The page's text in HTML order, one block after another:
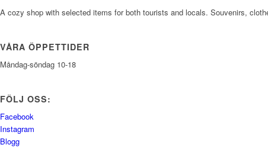
A cozy shop with selected items for both tourists and locals. Souvenirs,
VÅRA ÖPPETTIDER
Måndag-söndag 10-18
FÖLJ OSS:
Facebook
Instagram
Blogg